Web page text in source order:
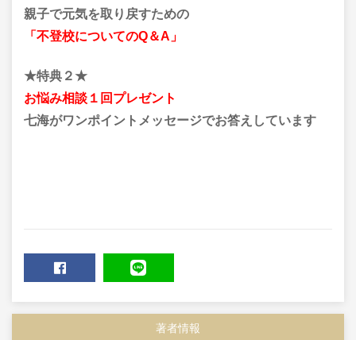
親子で元気を取り戻すための
「不登校についてのQ＆A」
★特典２★
お悩み相談１回プレゼント
七海がワンポイントメッセージでお答えしています
著者情報